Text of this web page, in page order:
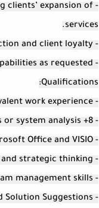
clients’ expansion of
services.
- Achieving client satisfaction and client loyalty.
- Perform Additional tasks within knowledge and capabilities as requested.
Qualifications:
- Bachelor's degree in IT, Engineering, Computer Science, or equivalent work experience.
- 8+ years in business analysis or system analysis
- Proficiency in Microsoft Office and VISIO
- Extraordinary communication skills and Strong client orientation and strategic thinking.
- Strong leadership and team management skills.
- Problem-solving and Solution Suggestions.